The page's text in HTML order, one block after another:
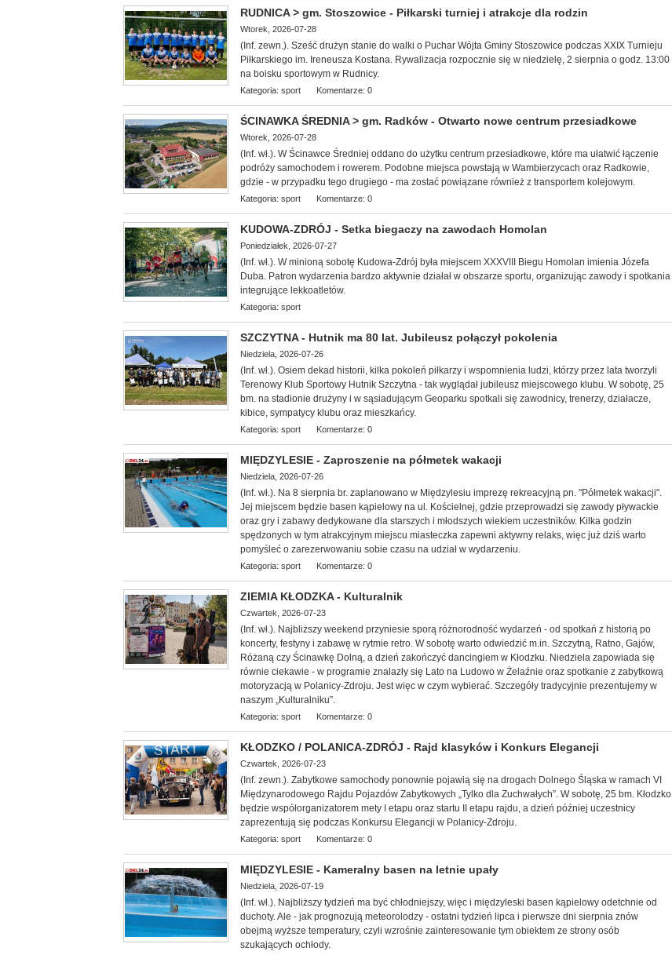
RUDNICA > gm. Stoszowice - Piłkarski turniej i atrakcje dla rodzin
Wtorek, 2026-07-28
(Inf. zewn.). Sześć drużyn stanie do walki o Puchar Wójta Gminy Stoszowice podczas XXIX Turnieju
Piłkarskiego im. Ireneusza Kostana. Rywalizacja rozpocznie się w niedzielę, 2 sierpnia o godz. 13:00
na boisku sportowym w Rudnicy.
Kategoria: sport Komentarze: 0
ŚCINAWKA ŚREDNIA > gm. Radków - Otwarto nowe centrum przesiadkowe
Wtorek, 2026-07-28
(Inf. wł.). W Ścinawce Średniej oddano do użytku centrum przesiadkowe, które ma ułatwić łączenie
podróży samochodem i rowerem. Podobne miejsca powstają w Wambierzycach oraz Radkowie,
gdzie - w przypadku tego drugiego - ma zostać powiązane również z transportem kolejowym.
Kategoria: sport Komentarze: 0
KUDOWA-ZDRÓJ - Setka biegaczy na zawodach Homolan
Poniedziałek, 2026-07-27
(Inf. wł.). W minioną sobotę Kudowa-Zdrój była miejscem XXXVIII Biegu Homolan imienia Józefa
Duba. Patron wydarzenia bardzo aktywnie działał w obszarze sportu, organizując zawody i spotkania
integrujące lekkoatletów.
Kategoria: sport
SZCZYTNA - Hutnik ma 80 lat. Jubileusz połączył pokolenia
Niedziela, 2026-07-26
(Inf. wł.). Osiem dekad historii, kilka pokoleń piłkarzy i wspomnienia ludzi, którzy przez lata tworzyli
Terenowy Klub Sportowy Hutnik Szczytna - tak wyglądał jubileusz miejscowego klubu. W sobotę, 25
bm. na stadionie drużyny i w sąsiadującym Geoparku spotkali się zawodnicy, trenerzy, działacze,
kibice, sympatycy klubu oraz mieszkańcy.
Kategoria: sport Komentarze: 0
MIĘDZYLESIE - Zaproszenie na półmetek wakacji
Niedziela, 2026-07-26
(Inf. wł.). Na 8 sierpnia br. zaplanowano w Międzylesiu imprezę rekreacyjną pn. "Półmetek wakacji".
Jej miejscem będzie basen kąpielowy na ul. Kościelnej, gdzie przeprowadzi się zawody pływackie
oraz gry i zabawy dedykowane dla starszych i młodszych wiekiem uczestników. Kilka godzin
spędzonych w tym atrakcyjnym miejscu miasteczka zapewni aktywny relaks, więc już dziś warto
pomyśleć o zarezerwowaniu sobie czasu na udział w wydarzeniu.
Kategoria: sport Komentarze: 0
ZIEMIA KŁODZKA - Kulturalnik
Czwartek, 2026-07-23
(Inf. wł.). Najbliższy weekend przyniesie sporą różnorodność wydarzeń - od spotkań z historią po
koncerty, festyny i zabawę w rytmie retro. W sobotę warto odwiedzić m.in. Szczytną, Ratno, Gajów,
Różaną czy Ścinawkę Dolną, a dzień zakończyć dancingiem w Kłodzku. Niedziela zapowiada się
równie ciekawie - w programie znalazły się Lato na Ludowo w Żelaźnie oraz spotkanie z zabytkową
motoryzacją w Polanicy-Zdroju. Jest więc w czym wybierać. Szczegóły tradycyjnie prezentujemy w
naszym „Kulturalniku”.
Kategoria: sport Komentarze: 0
KŁODZKO / POLANICA-ZDRÓJ - Rajd klasyków i Konkurs Elegancji
Czwartek, 2026-07-23
(Inf. zewn.). Zabytkowe samochody ponownie pojawią się na drogach Dolnego Śląska w ramach VI
Międzynarodowego Rajdu Pojazdów Zabytkowych „Tylko dla Zuchwałych”. W sobotę, 25 bm. Kłodzko
będzie współorganizatorem mety I etapu oraz startu II etapu rajdu, a dzień później uczestnicy
zaprezentują się podczas Konkursu Elegancji w Polanicy-Zdroju.
Kategoria: sport Komentarze: 0
MIĘDZYLESIE - Kameralny basen na letnie upały
Niedziela, 2026-07-19
(Inf. wł.). Najbliższy tydzień ma być chłodniejszy, więc i międzyleski basen kąpielowy odetchnie od
duchoty. Ale - jak prognozują meteorolodzy - ostatni tydzień lipca i pierwsze dni sierpnia znów
obejmą wyższe temperatury, czyli wzrośnie zainteresowanie tym obiektem ze strony osób
szukających ochłody.